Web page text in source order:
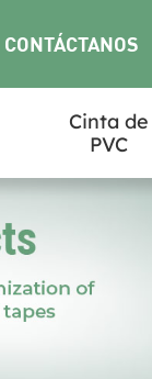
CONTÁCTANOS
Cinta de
PVC